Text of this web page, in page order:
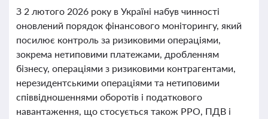
З 2 лютого 2026 року в Україні набув чинності
оновлений порядок фінансового моніторингу, який
посилює контроль за ризиковими операціями,
зокрема нетиповими платежами, дробленням
бізнесу, операціями з ризиковими контрагентами,
нерезидентськими операціями та нетиповими
співвідношеннями оборотів і податкового
навантаження, що стосується також РРО, ПДВ і